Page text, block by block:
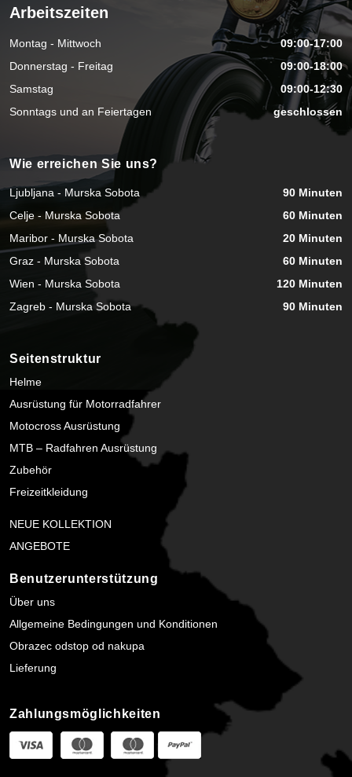
Arbeitszeiten
Montag - Mittwoch
09:00-17:00
Donnerstag - Freitag
09:00-18:00
Samstag
09:00-12:30
Sonntags und an Feiertagen
geschlossen
Wie erreichen Sie uns?
Ljubljana - Murska Sobota
90 Minuten
Celje - Murska Sobota
60 Minuten
Maribor - Murska Sobota
20 Minuten
Graz - Murska Sobota
60 Minuten
Wien - Murska Sobota
120 Minuten
Zagreb - Murska Sobota
90 Minuten
Seitenstruktur
Helme
Ausrüstung für Motorradfahrer
Motocross Ausrüstung
MTB – Radfahren Ausrüstung
Zubehör
Freizeitkleidung
NEUE KOLLEKTION
ANGEBOTE
Benutzerunterstützung
Über uns
Allgemeine Bedingungen und Konditionen
Obrazec odstop od nakupa
Lieferung
Zahlungsmöglichkeiten